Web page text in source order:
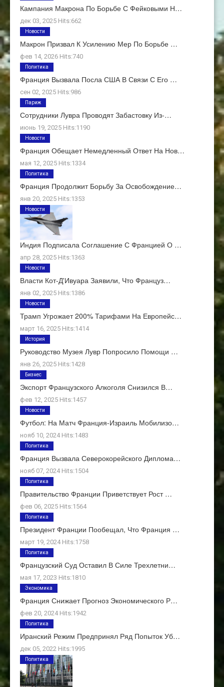
Кампания Макрона По Борьбе С Фейковыми Н…
дек 03, 2025 Hits:662
Макрон Призвал К Усилению Мер По Борьбе …
фев 14, 2026 Hits:740
Новости
Франция Вызвала Посла США В Связи С Его …
сен 02, 2025 Hits:986
Политика
Сотрудники Лувра Проводят Забастовку Из-…
июнь 19, 2025 Hits:1190
Париж
Франция Обещает Немедленный Ответ На Нов…
мая 12, 2025 Hits:1334
Новости
Франция Продолжит Борьбу За Освобождение…
янв 20, 2025 Hits:1353
Политика
Индия Подписала Соглашение С Францией О …
апр 28, 2025 Hits:1363
Новости
Власти Кот-Д'Ивуара Заявили, Что Француз…
янв 02, 2025 Hits:1386
Новости
Трамп Угрожает 200% Тарифами На Европейс…
март 16, 2025 Hits:1414
Новости
Руководство Музея Лувр Попросило Помощи …
янв 26, 2025 Hits:1428
История
Экспорт Французского Алкоголя Снизился В…
фев 12, 2025 Hits:1457
Бизнес
Футбол: На Матч Франция-Израиль Мобилизо…
нояб 10, 2024 Hits:1483
Новости
Франция Вызвала Северокорейского Диплома…
нояб 07, 2024 Hits:1504
Политика
Правительство Франции Приветствует Рост …
фев 06, 2025 Hits:1564
Политика
Президент Франции Пообещал, Что Франция …
март 19, 2024 Hits:1758
Политика
Французский Суд Оставил В Силе Трехлетни…
мая 17, 2023 Hits:1810
Политика
Франция Снижает Прогноз Экономического Р…
фев 20, 2024 Hits:1942
Экономика
Иранский Режим Предпринял Ряд Попыток Уб…
дек 05, 2022 Hits:1995
Политика
Политика